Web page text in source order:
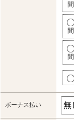
ボーナス払い